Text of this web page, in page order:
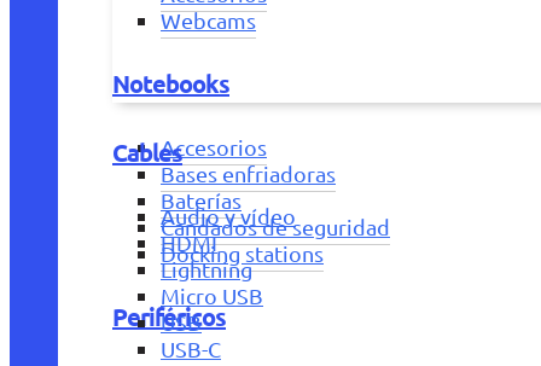
Webcams
Notebooks
Accesorios
Bases enfriadoras
Baterías
Candados de seguridad
Docking stations
Periféricos
Cables
Audio y vídeo
HDMI
Lightning
Micro USB
USB
USB-C